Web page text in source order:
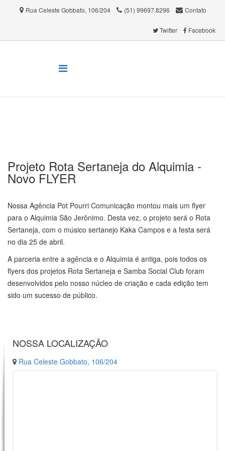
Rua Celeste Gobbato, 106/204 (51) 99697.8296 Contato
Twitter Facebook
Projeto Rota Sertaneja do Alquimia -
Novo FLYER
Nossa Agência Pot Pourri Comunicação montou mais um flyer
para o Alquimia São Jerônimo. Desta vez, o projeto será o Rota
Sertaneja, com o músico sertanejo Kaka Campos e a festa será
no dia 25 de abril.
A parceria entre a agência e o Alquimia é antiga, pois todos os
flyers dos projetos Rota Sertaneja e Samba Social Club foram
desenvolvidos pelo nosso núcleo de criação e cada edição tem
sido um sucesso de público.
NOSSA LOCALIZAÇÃO
Rua Celeste Gobbato, 106/204